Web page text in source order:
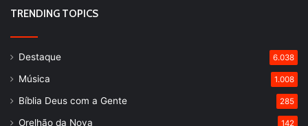
TRENDING TOPICS
Destaque 6.038
Música 1.008
Bíblia Deus com a Gente 285
Orelhão da Nova 142